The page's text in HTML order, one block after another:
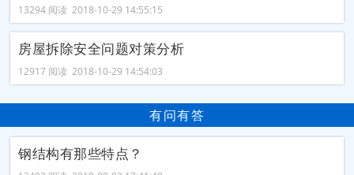
13294 阅读 2018-10-29 14:55:15
房屋拆除安全问题对策分析
12917 阅读 2018-10-29 14:54:03
有问有答
钢结构有那些特点？